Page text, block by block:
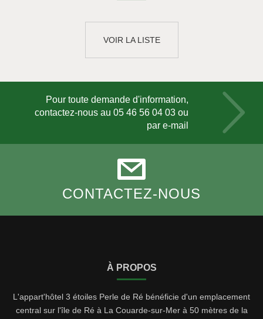
VOIR LA LISTE
Pour toute demande d'information,
contactez-nous au 05 46 56 04 03 ou
par e-mail
CONTACTEZ-NOUS
À PROPOS
L'appart'hôtel 3 étoiles Perle de Ré bénéficie d'un emplacement
central sur l'île de Ré à La Couarde-sur-Mer à 50 mètres de la